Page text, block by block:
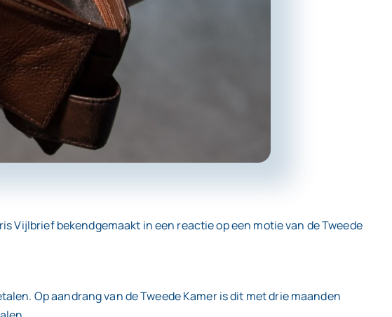
bekendgemaakt in een reactie op een motie van de Tweede
Op aandrang van de Tweede Kamer is dit met drie maanden